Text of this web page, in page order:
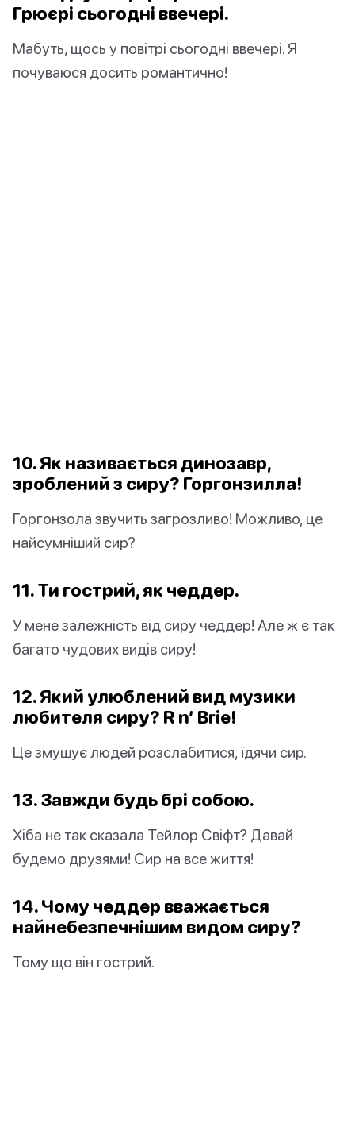
Грюєрі сьогодні ввечері.
Мабуть, щось у повітрі сьогодні ввечері. Я
почуваюся досить романтично!
10. Як називається динозавр,
зроблений з сиру? Горгонзилла!
Горгонзола звучить загрозливо! Можливо, це
найсумніший сир?
11. Ти гострий, як чеддер.
У мене залежність від сиру чеддер! Але ж є так
багато чудових видів сиру!
12. Який улюблений вид музики
любителя сиру? R n’ Brie!
Це змушує людей розслабитися, їдячи сир.
13. Завжди будьбрі собою.
Хіба не так сказала Тейлор Свіфт? Давай
будемо друзями! Сир на все життя!
14. Чому чеддер вважається
найнебезпечнішим видом сиру?
Тому що він гострий.